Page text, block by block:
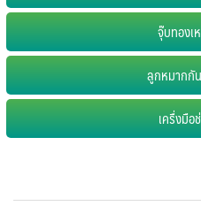
จุ๊บทองเ
ลูกหมากกั
เครื่งมือ